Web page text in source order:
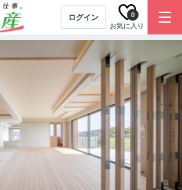
ログイン
お気に入り
0